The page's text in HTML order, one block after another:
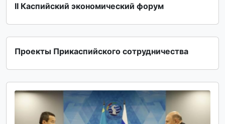
II Каспийский экономический форум
Проекты Прикаспийского сотрудничества